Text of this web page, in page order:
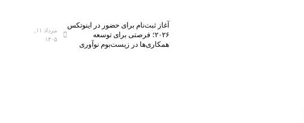
آغاز ثبت‌نام برای حضور در اینوتکس
۲۰۲۶؛ فرصتی برای توسعه
همکاری‌ها در زیست‌بوم نوآوری
۱۴۰۵